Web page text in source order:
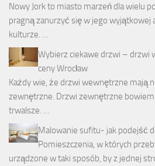
Nowy Jork to miasto marzeń dla wielu
pragną zanurzyć się w jego wyjątkowej
kulturze. …
Wybierz ciekawe drzwi – drzwi
ceny Wrocław
Każdy wie, że drzwi wewnętrzne mają
zewnętrzne. Drzwi zewnętrzne
trwalsze. …
Malowanie sufitu- jak podejść
Pomieszczenia, w których
urządzone w taki sposób, by z jednej